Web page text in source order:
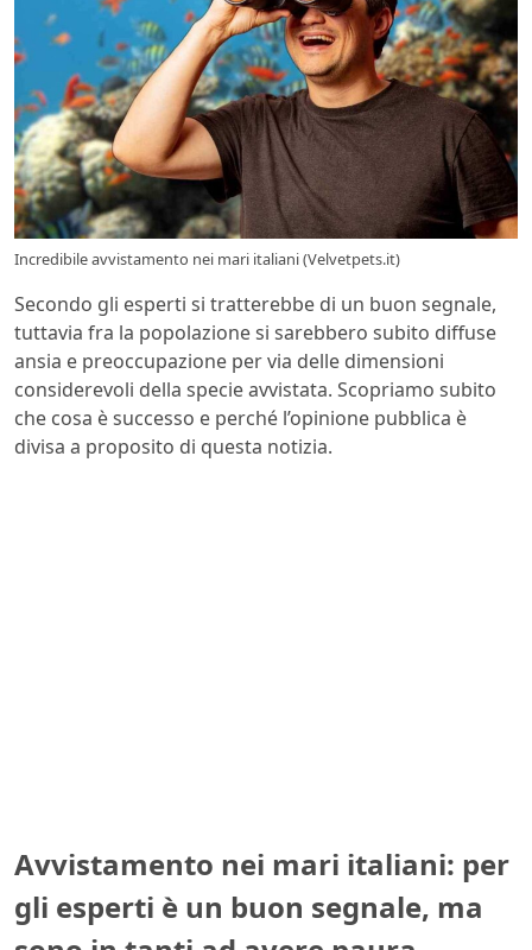
Incredibile avvistamento nei mari italiani (Velvetpets.it)
Secondo gli esperti si tratterebbe di un buon segnale,
tuttavia fra la popolazione si sarebbero subito diffuse
ansia e preoccupazione per via delle dimensioni
considerevoli della specie avvistata. Scopriamo subito
che cosa è successo e perché l’opinione pubblica è
divisa a proposito di questa notizia.
Avvistamento nei mari italiani: per
gli esperti è un buon segnale, ma